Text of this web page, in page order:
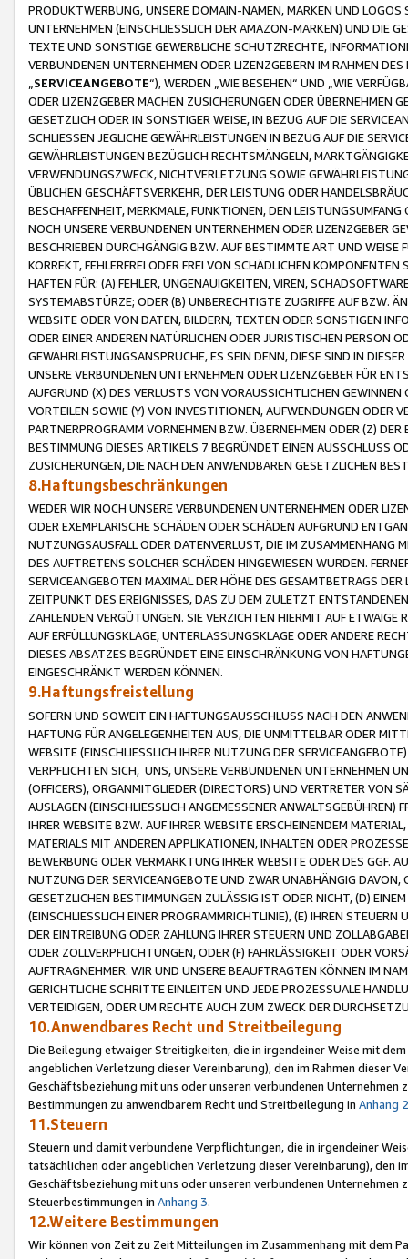
PRODUKTWERBUNG, UNSERE DOMAIN-NAMEN, MARKEN UND
UNTERNEHMEN (EINSCHLIESSLICH DER AMAZON-MARKEN) UND DIE
TEXTE UND SONSTIGE GEWERBLICHE SCHUTZRECHTE,
VERBUNDENEN UNTERNEHMEN ODER LIZENZGEBERN IM RAHMEN
SERVICEANGEBOTE“), WERDEN „WIE BESEHEN“ UND „WIE
ODER LIZENZGEBER MACHEN ZUSICHERUNGEN ODER ÜBERNEHMEN
GESETZLICH ODER IN SONSTIGER WEISE, IN BEZUG AUF DIE
SCHLIESSEN JEGLICHE GEWÄHRLEISTUNGEN IN BEZUG AUF DIE
GEWÄHRLEISTUNGEN BEZÜGLICH RECHTSMÄNGELN,
VERWENDUNGSZWECK, NICHTVERLETZUNG SOWIE
ÜBLICHEN GESCHÄFTSVERKEHR, DER LEISTUNG ODER
BESCHAFFENHEIT, MERKMALE, FUNKTIONEN, DEN
NOCH UNSERE VERBUNDENEN UNTERNEHMEN ODER LIZENZGEBER
BESCHRIEBEN DURCHGÄNGIG BZW. AUF BESTIMMTE ART UND
KORREKT, FEHLERFREI ODER FREI VON SCHÄDLICHEN
HAFTEN FÜR: (A) FEHLER, UNGENAUIGKEITEN, VIREN,
SYSTEMABSTÜRZE; ODER (B) UNBERECHTIGTE ZUGRIFFE AUF BZW.
WEBSITE ODER VON DATEN, BILDERN, TEXTEN ODER SONSTIGEN
ODER EINER ANDEREN NATÜRLICHEN ODER JURISTISCHEN PERSON
GEWÄHRLEISTUNGSANSPRÜCHE, ES SEIN DENN, DIESE SIND IN
UNSERE VERBUNDENEN UNTERNEHMEN ODER LIZENZGEBER FÜR
AUFGRUND (X) DES VERLUSTS VON VORAUSSICHTLICHEN
VORTEILEN SOWIE (Y) VON INVESTITIONEN, AUFWENDUNGEN ODER
PARTNERPROGRAMM VORNEHMEN BZW. ÜBERNEHMEN ODER (Z)
BESTIMMUNG DIESES ARTIKELS 7 BEGRÜNDET EINEN AUSSCHLUSS
ZUSICHERUNGEN, DIE NACH DEN ANWENDBAREN GESETZLICHEN
8.Haftungsbeschränkungen
WEDER WIR NOCH UNSERE VERBUNDENEN UNTERNEHMEN ODER
ODER EXEMPLARISCHE SCHÄDEN ODER SCHÄDEN AUFGRUND
NUTZUNGSAUSFALL ODER DATENVERLUST, DIE IM ZUSAMMENHANG
DES AUFTRETENS SOLCHER SCHÄDEN HINGEWIESEN WURDEN.
SERVICEANGEBOTEN MAXIMAL DER HÖHE DES GESAMTBETRAGS
ZEITPUNKT DES EREIGNISSES, DAS ZU DEM ZULETZT
ZAHLENDEN VERGÜTUNGEN. SIE VERZICHTEN HIERMIT AUF
AUF ERFÜLLUNGSKLAGE, UNTERLASSUNGSKLAGE ODER ANDERE
DIESES ABSATZES BEGRÜNDET EINE EINSCHRÄNKUNG VON
EINGESCHRÄNKT WERDEN KÖNNEN.
9.Haftungsfreistellung
SOFERN UND SOWEIT EIN HAFTUNGSAUSSCHLUSS NACH DEN
HAFTUNG FÜR ANGELEGENHEITEN AUS, DIE UNMITTELBAR ODER
WEBSITE (EINSCHLIESSLICH IHRER NUTZUNG DER
VERPFLICHTEN SICH, UNS, UNSERE VERBUNDENEN UNTERNEHMEN
(OFFICERS), ORGANMITGLIEDER (DIRECTORS) UND VERTRETER VON
AUSLAGEN (EINSCHLIESSLICH ANGEMESSENER
IHRER WEBSITE BZW. AUF IHRER WEBSITE ERSCHEINENDEM
MATERIALS MIT ANDEREN APPLIKATIONEN, INHALTEN ODER
BEWERBUNG ODER VERMARKTUNG IHRER WEBSITE ODER DES GGF.
NUTZUNG DER SERVICEANGEBOTE UND ZWAR UNABHÄNGIG
GESETZLICHEN BESTIMMUNGEN ZULÄSSIG IST ODER NICHT, (D)
(EINSCHLIESSLICH EINER PROGRAMMRICHTLINIE), (E) IHREN
DER EINTREIBUNG ODER ZAHLUNG IHRER STEUERN UND
ODER ZOLLVERPFLICHTUNGEN, ODER (F) FAHRLÄSSIGKEIT ODER
AUFTRAGNEHMER. WIR UND UNSERE BEAUFTRAGTEN KÖNNEN IM
GERICHTLICHE SCHRITTE EINLEITEN UND JEDE PROZESSUALE
VERTEIDIGEN, ODER UM RECHTE AUCH ZUM ZWECK DER
10.Anwendbares Recht und Streitbeilegung
Die Beilegung etwaiger Streitigkeiten, die in irgendeiner Weise mit
angeblichen Verletzung dieser Vereinbarung), den im Rahmen dieser
Geschäftsbeziehung mit uns oder unseren verbundenen
Bestimmungen zu anwendbarem Recht und Streitbeilegung in Anhang 2
11.Steuern
Steuern und damit verbundene Verpflichtungen, die in irgendeiner
tatsächlichen oder angeblichen Verletzung dieser Vereinbarung), den
Geschäftsbeziehung mit uns oder unseren verbundenen
Steuerbestimmungen in Anhang 3.
12.Weitere Bestimmungen
Wir können von Zeit zu Zeit Mitteilungen im Zusammenhang mit dem